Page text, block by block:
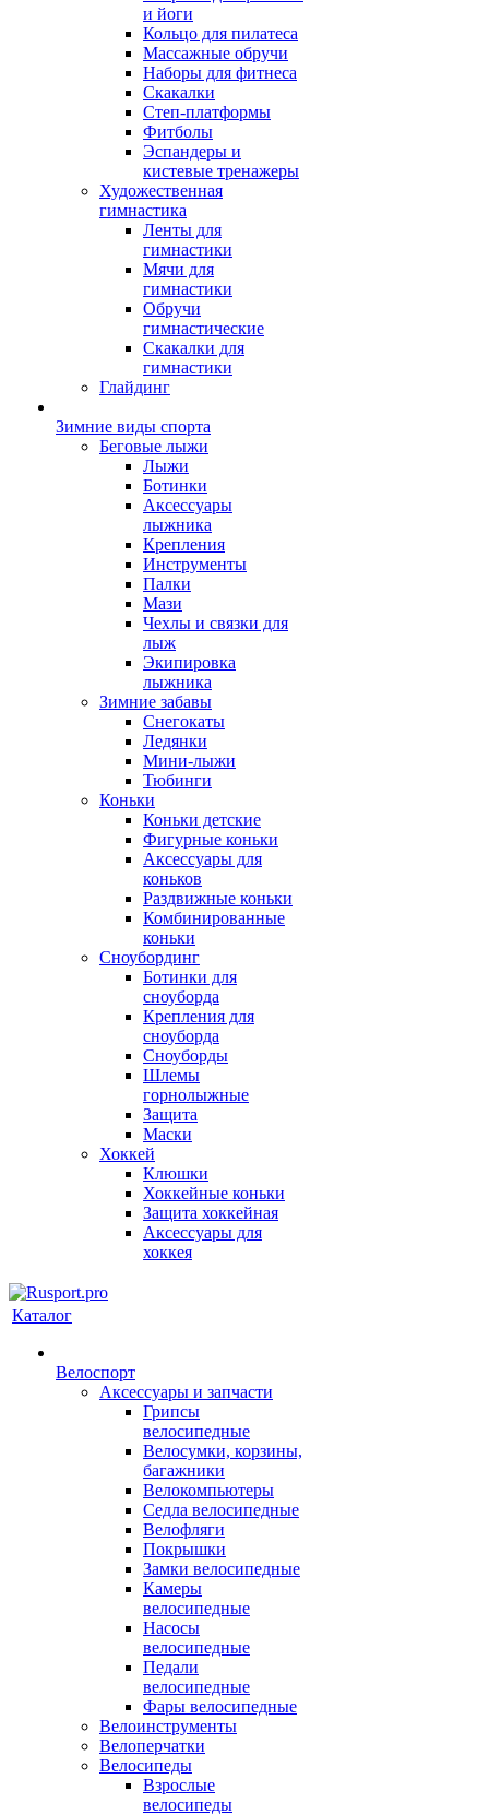
и йоги
Кольцо для пилатеса
Массажные обручи
Наборы для фитнеса
Скакалки
Степ-платформы
Фитболы
Эспандеры и
кистевые тренажеры
Художественная
гимнастика
Ленты для
гимнастики
Мячи для
гимнастики
Обручи
гимнастические
Скакалки для
гимнастики
Глайдинг
Зимние виды спорта
Беговые лыжи
Лыжи
Ботинки
Аксессуары
лыжника
Крепления
Инструменты
Палки
Мази
Чехлы и связки для
лыж
Экипировка
лыжника
Зимние забавы
Снегокаты
Ледянки
Мини-лыжи
Тюбинги
Коньки
Коньки детские
Фигурные коньки
Аксессуары для
коньков
Раздвижные коньки
Комбинированные
коньки
Сноубординг
Ботинки для
сноуборда
Крепления для
сноуборда
Сноуборды
Шлемы
горнолыжные
Защита
Маски
Хоккей
Клюшки
Хоккейные коньки
Защита хоккейная
Аксессуары для
хоккея
Каталог
Велоспорт
Аксессуары и запчасти
Грипсы
велосипедные
Велосумки, корзины,
багажники
Велокомпьютеры
Седла велосипедные
Велофляги
Покрышки
Замки велосипедные
Камеры
велосипедные
Насосы
велосипедные
Педали
велосипедные
Фары велосипедные
Велоинструменты
Велоперчатки
Велосипеды
Взрослые
велосипеды